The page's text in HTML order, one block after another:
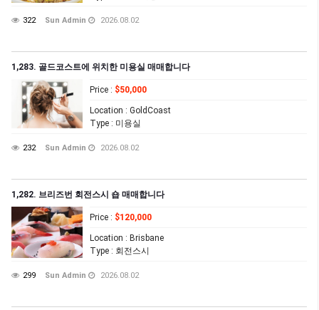
322 Sun Admin 2026.08.02
1,283. 골드코스트에 위치한 미용실 매매합니다
Price : $50,000
Location : GoldCoast
Type : 미용실
232 Sun Admin 2026.08.02
1,282. 브리즈번 회전스시 숍 매매합니다
Price : $120,000
Location : Brisbane
Type : 회전스시
299 Sun Admin 2026.08.02